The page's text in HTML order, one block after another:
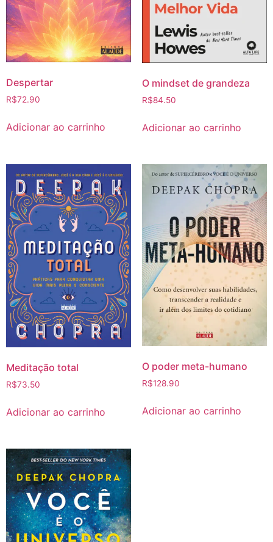
Despertar
R$72.90
Adicionar ao carrinho
O mindset de grandeza
R$84.50
Adicionar ao carrinho
Meditação total
R$73.50
Adicionar ao carrinho
O poder meta-humano
R$128.90
Adicionar ao carrinho